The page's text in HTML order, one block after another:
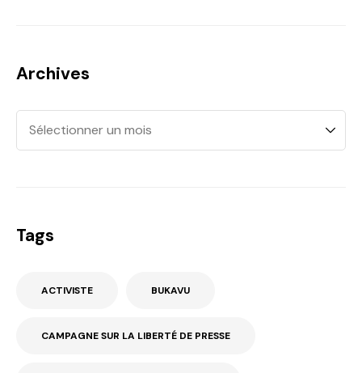
Archives
Tags
ACTIVISTE BUKAVU
CAMPAGNE SUR LA LIBERTÉ DE PRESSE